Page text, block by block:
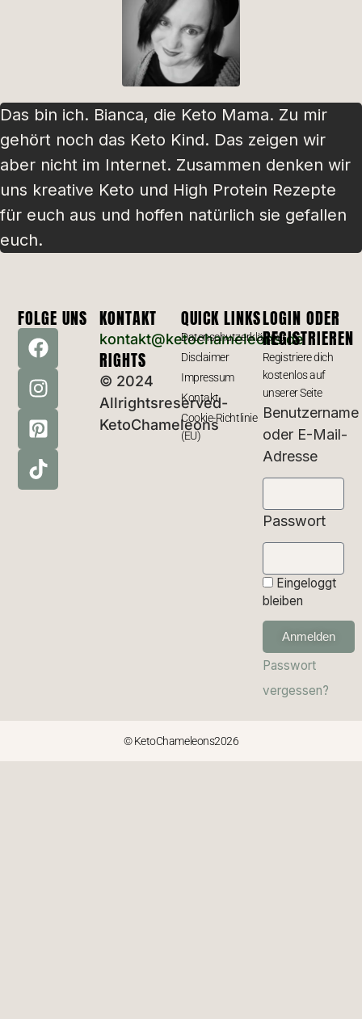
Das bin ich. Bianca, die Keto Mama. Zu mir
gehört noch das Keto Kind. Das zeigen wir
aber nicht im Internet. Zusammen denken wir
uns kreative Keto und High Protein Rezepte
für euch aus und hoffen natürlich sie gefallen
euch.
FOLGE UNS KONTAKT
kontakt@ketochameleons.de
RIGHTS
© 2024
Allrightsreserved-
KetoChameleons
QUICK LINKS
Datenschutzerklärung
Disclaimer
Impressum
Kontakt
Cookie-Richtlinie
(EU)
LOGIN ODER
REGISTRIEREN
Registriere dich
kostenlos auf
unserer Seite
Benutzername
oder E-Mail-
Adresse
Passwort
Eingeloggt
bleiben
Anmelden
Passwort
vergessen?
© KetoChameleons2026